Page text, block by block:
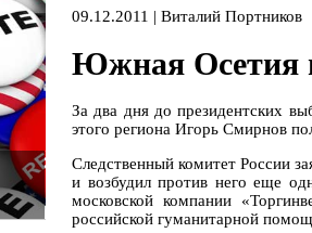
09.12.2011 | Виталий Портников
Южная Осетия
За два дня до президентских
этого региона Игорь Смирнов
Следственный комитет России
и возбудил против него еще
московской компании
российской гуманитарной